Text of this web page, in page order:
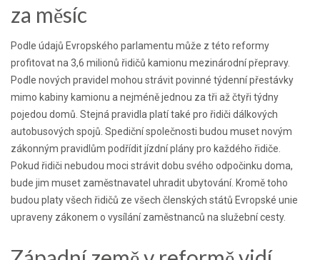
za měsíc
Podle údajů Evropského parlamentu může z této reformy
profitovat na 3,6 milionů řidičů kamionu mezinárodní přepravy.
Podle nových pravidel mohou strávit povinné týdenní přestávky
mimo kabiny kamionu a nejméně jednou za tři až čtyři týdny
pojedou domů. Stejná pravidla platí také pro řidiči dálkových
autobusových spojů. Spediční společnosti budou muset novým
zákonným pravidlům podřídit jízdní plány pro každého řidiče.
Pokud řidiči nebudou moci strávit dobu svého odpočinku doma,
bude jim muset zaměstnavatel uhradit ubytování. Kromě toho
budou platy všech řidičů ze všech členských států Evropské unie
upraveny zákonem o vysílání zaměstnanců na služební cesty.